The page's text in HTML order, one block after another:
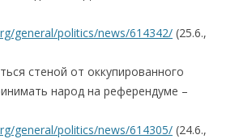
general/politics/news/614342/ (25.6.,
стеной от оккупированного
народ на референдуме –
general/politics/news/614305/ (24.6.,